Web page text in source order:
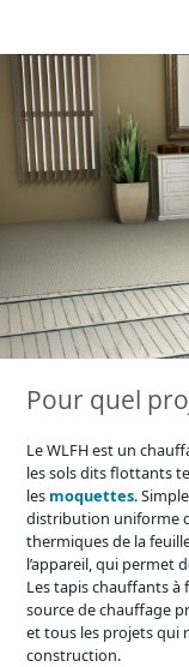
Pour quel
Le WLFH est un
les sols dits flottants
les moquettes.
distribution uniforme
thermiques de la
l’appareil, qui permet
Les tapis chauffants
source de chauffage
et tous les projets qui
construction.